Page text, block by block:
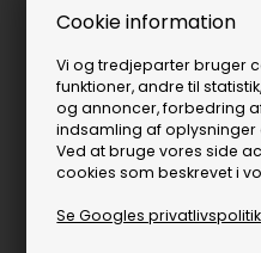
Cookie information
Vi og tredjeparter bruger
funktioner, andre til
og annoncer, forbedring
indsamling af
Ved at bruge vores side
cookies som beskrevet i
Se Googles privatlivspolitik